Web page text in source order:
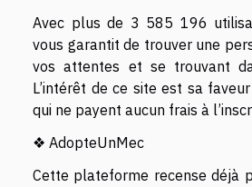
Avec plus de 3 585 196
vous garantit de trouver une
vos attentes et se trouvant
L’intérêt de ce site est sa
qui ne payent aucun frais à
❖ AdopteUnMec
Cette plateforme recense déjà